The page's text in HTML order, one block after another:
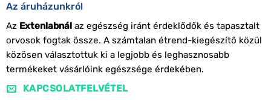
Az áruházunkról
Az Extenlabnálaz egészség iránt érdeklődők és tapasztalt
orvosok fogtak össze. A számtalan étrend-kiegészítő közül
közösen választottuk ki a legjobb és leghasznosabb
termékeket vásárlóink egészsége érdekében.
KAPCSOLATFELVÉTEL